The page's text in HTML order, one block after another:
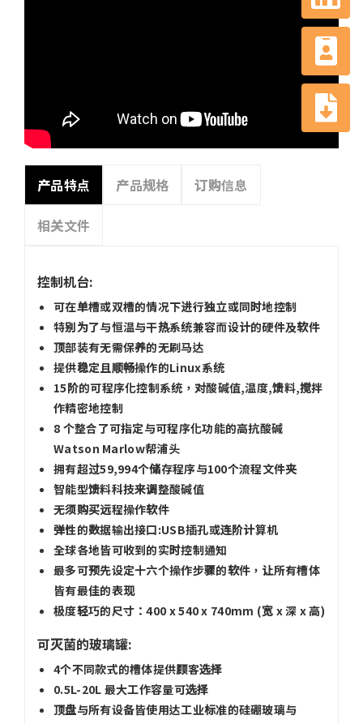
产品特点 产品规格 订购信息
相关文件
控制机台:
可在单槽或双槽的情况下进行独立或同时地控制
特别为了与恒温与干热系统兼容而设计的硬件及软件
顶部装有无需保养的无刷马达
提供稳定且顺畅操作的Linux系统
15阶的可程序化控制系统，对酸碱值,温度,馈料,搅拌
作精密地控制
8 个整合了可指定与可程序化功能的高抗酸碱
Watson Marlow帮浦头
拥有超过59,994个储存程序与100个流程文件夹
智能型馈料科技来调整酸碱值
无须购买远程操作软件
弹性的数据输出接口:USB插孔或连阶计算机
全球各地皆可收到的实时控制通知
最多可预先设定十六个操作步骤的软件，让所有槽体
皆有最佳的表现
极度轻巧的尺寸：400 x 540 x 740mm (宽 x 深 x 高)
可灭菌的玻璃罐:
4个不同款式的槽体提供顾客选择
0.5L-20L 最大工作容量可选择
顶盘与所有设备皆使用达工业标准的硅硼玻璃与